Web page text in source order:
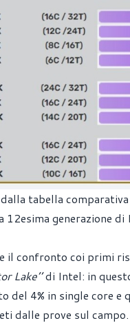
tabella
12esima generazione
il confronto coi primi
Lake’’di Intel: in
del 4% in single core e
dalle prove sul campo.